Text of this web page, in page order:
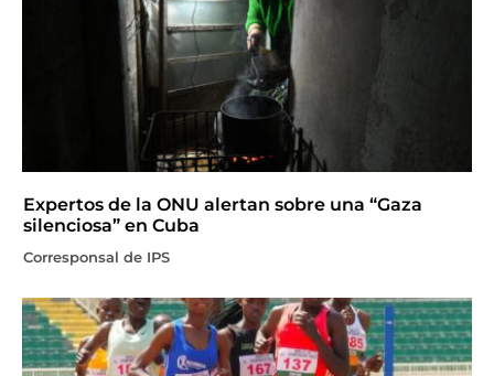
Expertos de la ONU alertan sobre una “Gaza
silenciosa” en Cuba
Corresponsal de IPS